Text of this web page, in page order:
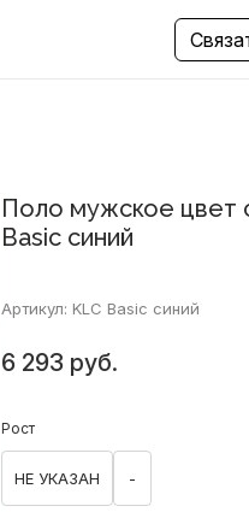
Поло мужское цвет
Basic синий
Артикул: KLC Basic синий
6 293 руб.
Рост
НЕ УКАЗАН -